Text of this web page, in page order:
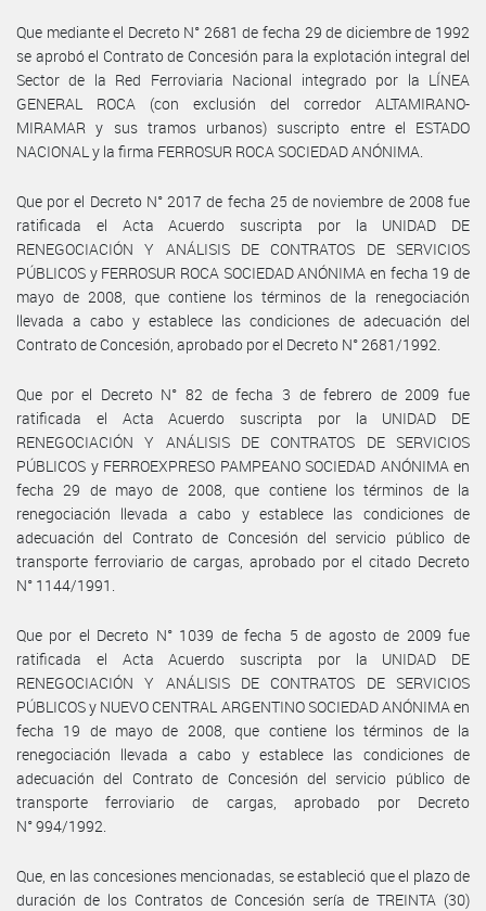
Que mediante el Decreto N° 2681 de fecha 29 de diciembre de 1992
se aprobó el Contrato de Concesión para la explotación integral del
Sector de la Red Ferroviaria Nacional integrado por la LÍNEA
GENERAL ROCA (con exclusión del corredor ALTAMIRANO-
MIRAMAR y sus tramos urbanos) suscripto entre el ESTADO
NACIONAL y la firma FERROSUR ROCA SOCIEDAD ANÓNIMA.
Que por el Decreto N° 2017 de fecha 25 de noviembre de 2008 fue
ratificada el Acta Acuerdo suscripta por la UNIDAD DE
RENEGOCIACIÓN Y ANÁLISIS DE CONTRATOS DE SERVICIOS
PÚBLICOS y FERROSUR ROCA SOCIEDAD ANÓNIMA en fecha 19 de
mayo de 2008, que contiene los términos de la renegociación
llevada a cabo y establece las condiciones de adecuación del
Contrato de Concesión, aprobado por el Decreto N° 2681/1992.
Que por el Decreto N° 82 de fecha 3 de febrero de 2009 fue
ratificada el Acta Acuerdo suscripta por la UNIDAD DE
RENEGOCIACIÓN Y ANÁLISIS DE CONTRATOS DE SERVICIOS
PÚBLICOS y FERROEXPRESO PAMPEANO SOCIEDAD ANÓNIMA en
fecha 29 de mayo de 2008, que contiene los términos de la
renegociación llevada a cabo y establece las condiciones de
adecuación del Contrato de Concesión del servicio público de
transporte ferroviario de cargas, aprobado por el citado Decreto
N° 1144/1991.
Que por el Decreto N° 1039 de fecha 5 de agosto de 2009 fue
ratificada el Acta Acuerdo suscripta por la UNIDAD DE
RENEGOCIACIÓN Y ANÁLISIS DE CONTRATOS DE SERVICIOS
PÚBLICOS y NUEVO CENTRAL ARGENTINO SOCIEDAD ANÓNIMA en
fecha 19 de mayo de 2008, que contiene los términos de la
renegociación llevada a cabo y establece las condiciones de
adecuación del Contrato de Concesión del servicio público de
transporte ferroviario de cargas, aprobado por Decreto
N° 994/1992.
Que, en las concesiones mencionadas, se estableció que el plazo de
duración de los Contratos de Concesión sería de TREINTA (30)